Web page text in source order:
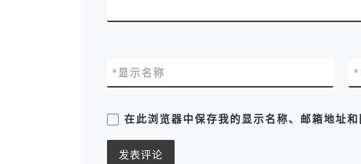
显示名称
* *
在此浏览器中保存我的显示名称、邮箱地址